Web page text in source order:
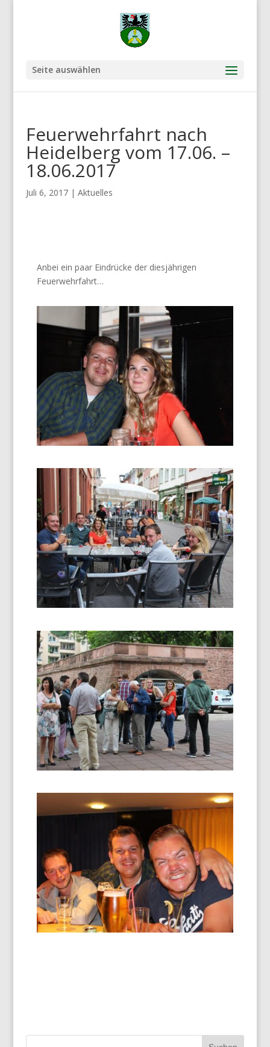
Seite auswählen
Feuerwehrfahrt nach
Heidelberg vom 17.06. –
18.06.2017
Juli 6, 2017| Aktuelles
Anbei ein paar Eindrücke der diesjährigen
Feuerwehrfahrt…